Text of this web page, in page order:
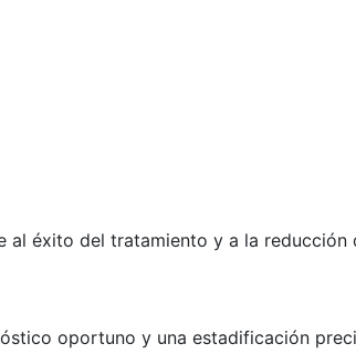
éxito del tratamiento y a la reducción
oportuno y una estadificación